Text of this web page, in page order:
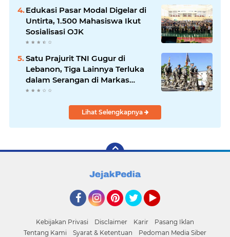
Edukasi Pasar Modal Digelar di
Untirta, 1.500 Mahasiswa Ikut
Sosialisasi OJK
Satu Prajurit TNI Gugur di
Lebanon, Tiga Lainnya Terluka
dalam Serangan di Markas
UNIFIL
Lihat Selengkapnya
Kebijakan Privasi Disclaimer Karir
Pasang Iklan
Tentang Kami
Syarat & Ketentuan Pedoman Media Siber